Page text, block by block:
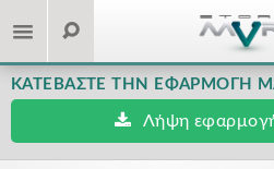
ΚΑΤΕΒΆΣΤΕ ΤΗΝ ΕΦΑΡΜΟΓΉ
Λήψη